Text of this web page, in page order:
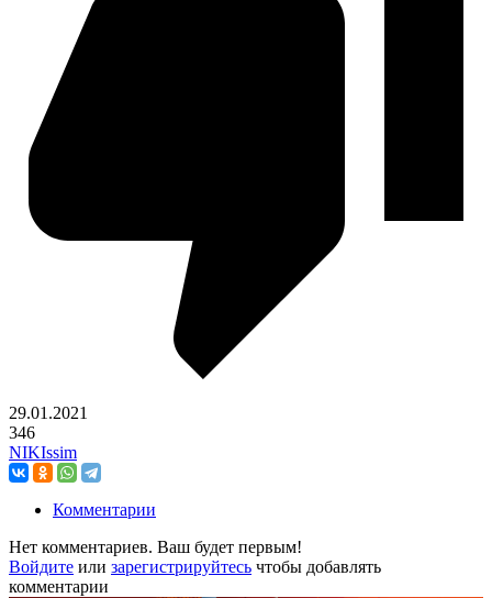
29.01.2021
346
NIKIssim
Комментарии
Нет комментариев. Ваш будет первым!
Войдите или зарегистрируйтесь чтобы добавлять
комментарии